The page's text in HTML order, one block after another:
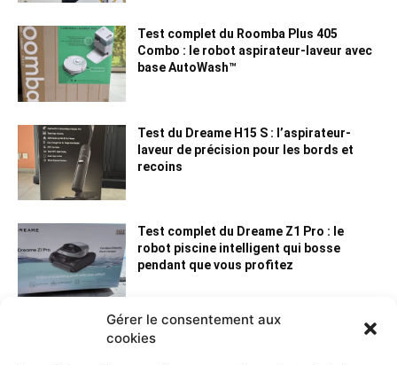
Gérer le consentement aux
cookies
Test complet du Roomba Plus 405
Combo : le robot aspirateur-laveur avec
base AutoWash™
Test du Dreame H15 S : l’aspirateur-
laveur de précision pour les bords et
recoins
Test complet du Dreame Z1 Pro : le
robot piscine intelligent qui bosse
pendant que vous profitez